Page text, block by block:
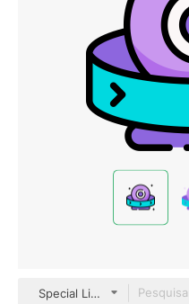
Special Lineal color